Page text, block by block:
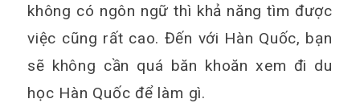
không có ngôn ngữ thì khả năng tìm được
việc cũng rất cao. Đến với Hàn Quốc, bạn
sẽ không cần quá băn khoăn xem đi du
học Hàn Quốc để làm gì.